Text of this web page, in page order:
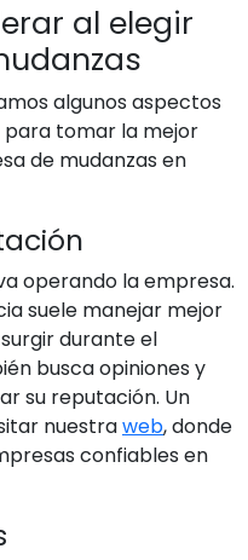
al elegir
algunos aspectos
para tomar la mejor
de mudanzas en
operando la empresa.
suele manejar mejor
durante el
busca opiniones y
su reputación. Un
nuestraweb, donde
confiables en